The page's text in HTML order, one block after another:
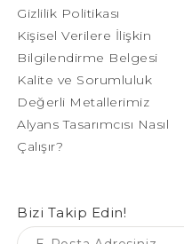
Gizlilik Politikası
Kişisel Verilere İlişkin
Bilgilendirme Belgesi
Kalite ve Sorumluluk
Değerli Metallerimiz
Alyans Tasarımcısı Nasıl
Çalışır?
Bizi Takip Edin!